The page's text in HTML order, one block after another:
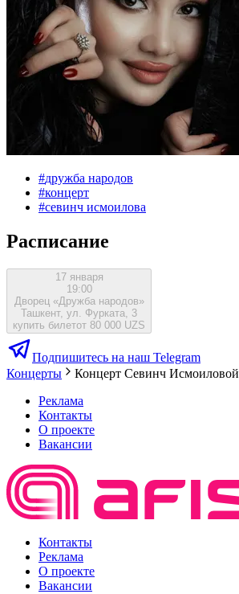
#дружба народов
#концерт
#севинч исмоилова
Расписание
17 января
19:00
Дворец «Дружба народов»
Ташкент, ул. Фурката, 3
купить билетот 80 000 UZS
Подпишитесь на наш Telegram
Концерты
Концерт Севинч Исмоиловой
Реклама
Контакты
О проекте
Вакансии
Контакты
Реклама
О проекте
Вакансии